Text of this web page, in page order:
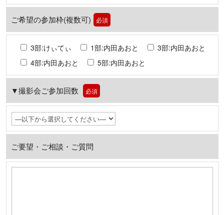
ご希望の参加枠(複数可) 必須
3部:けぃてぃ 1部:内田あおと
3部:内田あおと
4部:内田あおと
5部:内田あおと
▼撮影会ご参加回数 必須
ご要望・ご相談・ご質問